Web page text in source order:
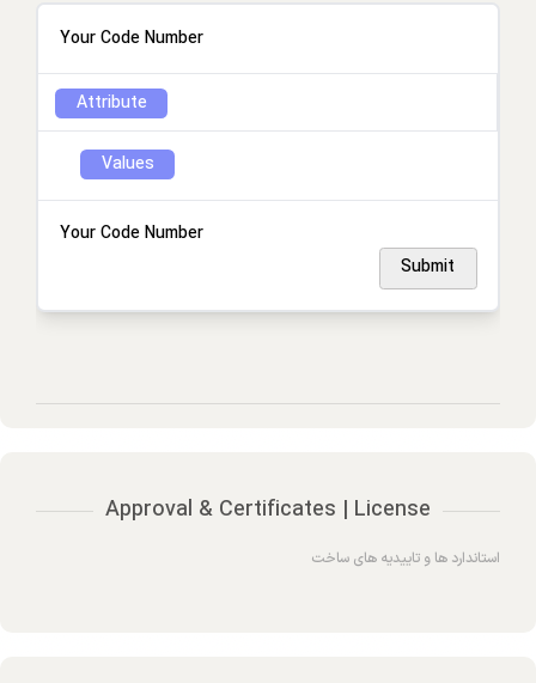
Your Code Number
Attribute
Values
Your Code Number
Submit
Approval & Certificates | License
استاندارد ها و تاییدیه های ساخت